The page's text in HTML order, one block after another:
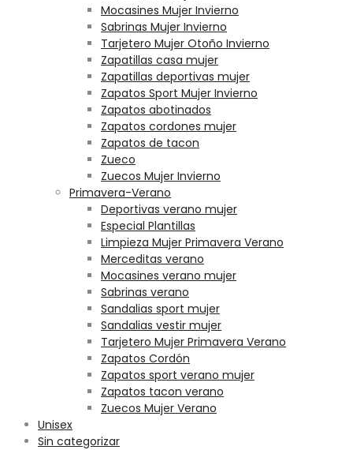
Mocasines Mujer Invierno
Sabrinas Mujer Invierno
Tarjetero Mujer Otoño Invierno
Zapatillas casa mujer
Zapatillas deportivas mujer
Zapatos Sport Mujer Invierno
Zapatos abotinados
Zapatos cordones mujer
Zapatos de tacon
Zueco
Zuecos Mujer Invierno
Primavera-Verano
Deportivas verano mujer
Especial Plantillas
Limpieza Mujer Primavera Verano
Merceditas verano
Mocasines verano mujer
Sabrinas verano
Sandalias sport mujer
Sandalias vestir mujer
Tarjetero Mujer Primavera Verano
Zapatos Cordón
Zapatos sport verano mujer
Zapatos tacon verano
Zuecos Mujer Verano
Unisex
Sin categorizar